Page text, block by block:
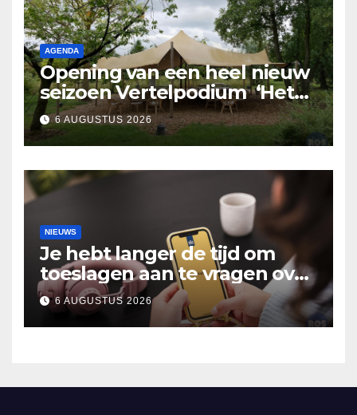
AGENDA
Opening van een heel nieuw
seizoen Vertelpodium ‘Het
Lopende Vuur’. Landelijke
verhalen in Bomentuin D’n
Hooidonk
6 AUGUSTUS 2026
NIEUWS
Je hebt langer de tijd om
toeslagen aan te vragen over
2025
6 AUGUSTUS 2026